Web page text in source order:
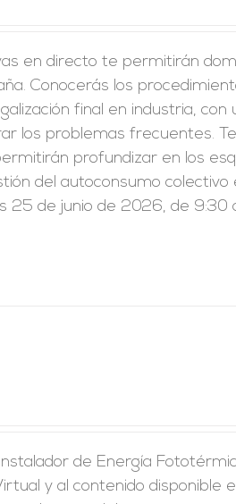
en directo te permitirán
Conocerás los
final en industria, con
los problemas frecuentes.
profundizar en los
del autoconsumo colectivo
25 de junio de 2026, de 9:30
de Energía
y al contenido disponible